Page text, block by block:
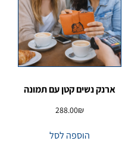
ארנק נשים קטן עם תמונה
288.00₪
הוספה לסל